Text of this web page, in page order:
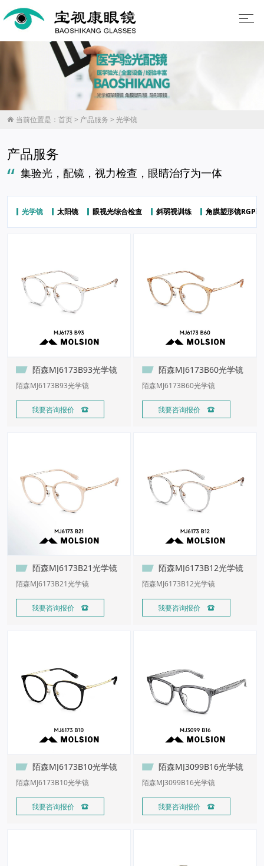
 当前位置是： 首页> 产品服务 > 光学镜
产品服务
“ 集验光，配镜，视力检查，眼睛治疗为一体
光学镜 太阳镜 眼视光综合检查 斜弱视训练 角膜塑形镜RGP
陌森MJ6173B93光学镜
陌森MJ6173B93光学镜
我要咨询报价 
陌森MJ6173B60光学镜
陌森MJ6173B60光学镜
我要咨询报价 
陌森MJ6173B21光学镜
陌森MJ6173B21光学镜
我要咨询报价 
陌森MJ6173B12光学镜
陌森MJ6173B12光学镜
我要咨询报价 
陌森MJ6173B10光学镜
陌森MJ6173B10光学镜
我要咨询报价 
陌森MJ3099B16光学镜
陌森MJ3099B16光学镜
我要咨询报价 